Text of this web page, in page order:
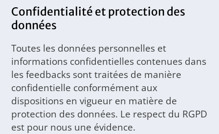
Confidentialité et protection des
données
Toutes les données personnelles et
informations confidentielles contenues dans
les feedbacks sont traitées de manière
confidentielle conformément aux
dispositions en vigueur en matière de
protection des données. Le respect du RGPD
est pour nous une évidence.